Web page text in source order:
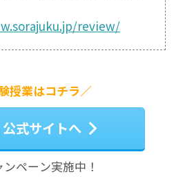
review/
授業はコチラ／
式サイトへ
ペーン実施中！